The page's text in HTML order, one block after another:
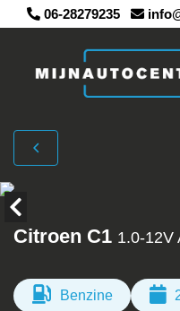
06-28279235
Citroen C1 1.0-12V
Benzine